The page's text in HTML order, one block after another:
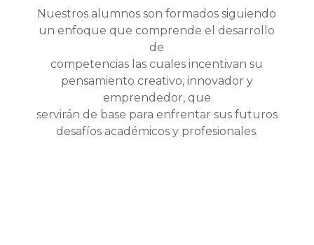
Nuestros alumnos son formados siguiendo
un enfoque que comprende el desarrollo
de
competencias las cuales incentivan su
pensamiento creativo, innovador y
emprendedor, que
servirán de base para enfrentar sus futuros
desafíos académicos y profesionales.